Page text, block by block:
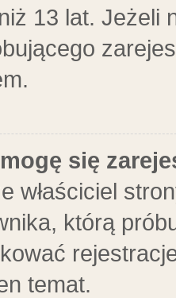
13 lat. Jeżeli
się
właściciel
którą
temat.